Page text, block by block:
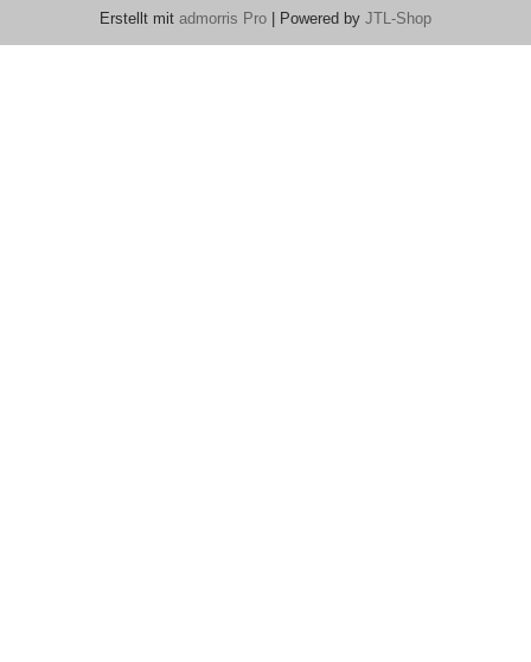
Erstellt mit admorris Pro | Powered by JTL-Shop